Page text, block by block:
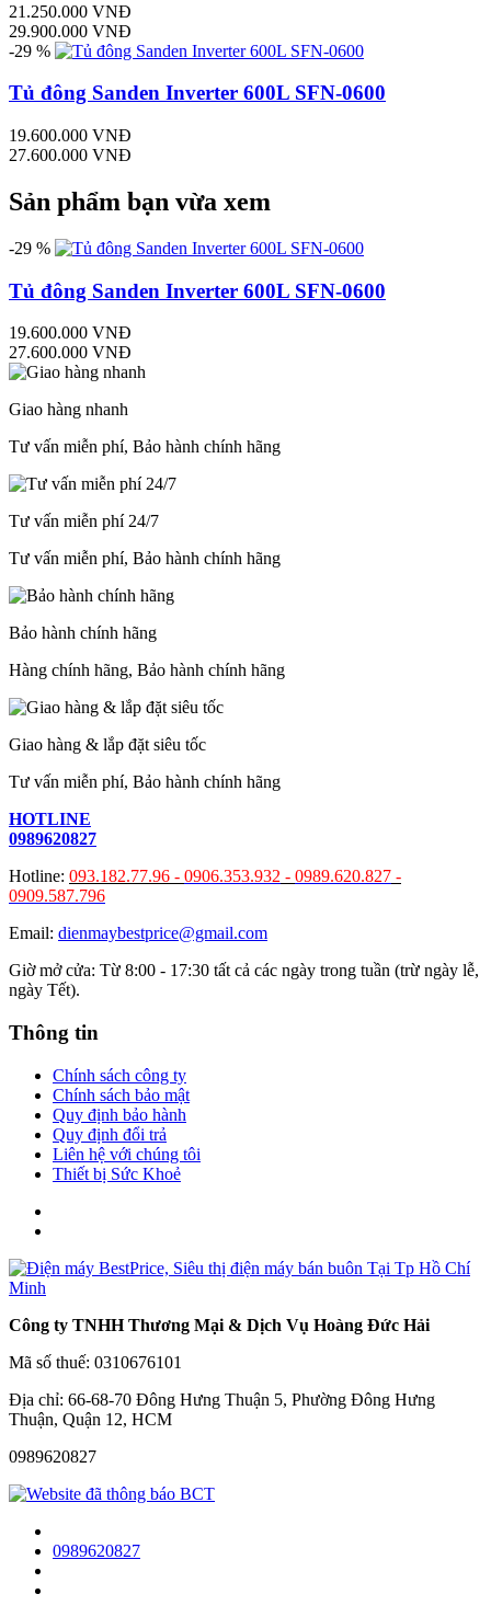
21.250.000 VNĐ
29.900.000 VNĐ
-29 %
Tủ đông Sanden Inverter 600L SFN-0600
19.600.000 VNĐ
27.600.000 VNĐ
Sản phẩm bạn vừa xem
-29 %
Tủ đông Sanden Inverter 600L SFN-0600
19.600.000 VNĐ
27.600.000 VNĐ
Giao hàng nhanh
Tư vấn miễn phí, Bảo hành chính hãng
Tư vấn miễn phí 24/7
Tư vấn miễn phí, Bảo hành chính hãng
Bảo hành chính hãng
Hàng chính hãng, Bảo hành chính hãng
Giao hàng & lắp đặt siêu tốc
Tư vấn miễn phí, Bảo hành chính hãng
HOTLINE
0989620827
Hotline: 093.182.77.96 - 0906.353.932 - 0989.620.827 -
0909.587.796
Email: dienmaybestprice@gmail.com
Giờ mở cửa: Từ 8:00 - 17:30 tất cả các ngày trong tuần (trừ ngày lễ,
ngày Tết).
Thông tin
Chính sách công ty
Chính sách bảo mật
Quy định bảo hành
Quy định đổi trả
Liên hệ với chúng tôi
Thiết bị Sức Khoẻ
Công ty TNHH Thương Mại & Dịch Vụ Hoàng Đức Hải
Mã số thuế: 0310676101
Địa chỉ: 66-68-70 Đông Hưng Thuận 5, Phường Đông Hưng
Thuận, Quận 12, HCM
0989620827
0989620827